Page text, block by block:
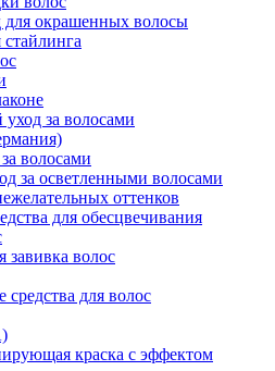
для окрашенных волосы
за волосами
волосами
за осветленными волосами
оттенков
для обесцвечивания
завивка волос
для волос
краска с эффектом